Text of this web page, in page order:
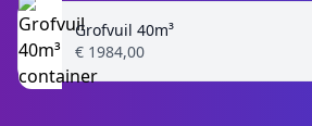
Grofvuil 40m³
€ 1984,00